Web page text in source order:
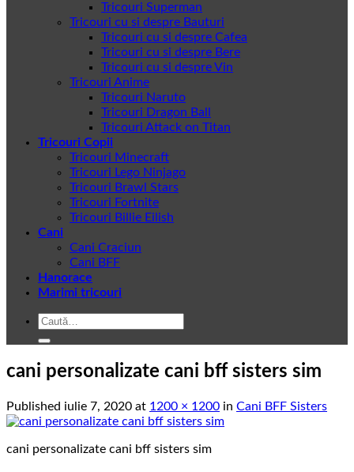
Tricouri Superman
Tricouri cu si despre Bauturi
Tricouri cu si despre Cafea
Tricouri cu si despre Bere
Tricouri cu si despre Vin
Tricouri Anime
Tricouri Naruto
Tricouri Dragon Ball
Tricouri Attack on Titan
Tricouri Copii
Tricouri Minecraft
Tricouri Lego Ninjago
Tricouri Brawl Stars
Tricouri Fortnite
Tricouri Billie Eilish
Cani
Cani Craciun
Cani BFF
Hanorace
Marimi tricouri
Caută
cani personalizate cani bff sisters sim
Published iulie 7, 2020 at 1200 × 1200 in Cani BFF Sisters
cani personalizate cani bff sisters sim